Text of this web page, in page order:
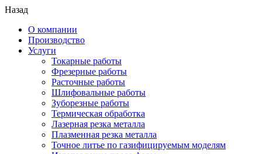
Назад
О компании
Производство
Услуги
Токарные работы
Фрезерные работы
Расточные работы
Шлифовальные работы
Зуборезные работы
Термическая обработка
Лазерная резка металла
Плазменная резка металла
Точное литье по газифицируемым моделям